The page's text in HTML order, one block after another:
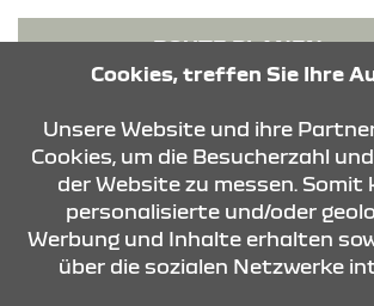
ROUTE PLANEN
ANFRAGE SENDEN
KONTAKT & ANFAHRT
Cookies, treffen Sie Ihre
Unsere Website und ihre
Cookies, um die Besucherzahl
der Website zu messen. Somit
personalisierte und/oder
Werbung und Inhalte erhalten
über die sozialen Netzwerke